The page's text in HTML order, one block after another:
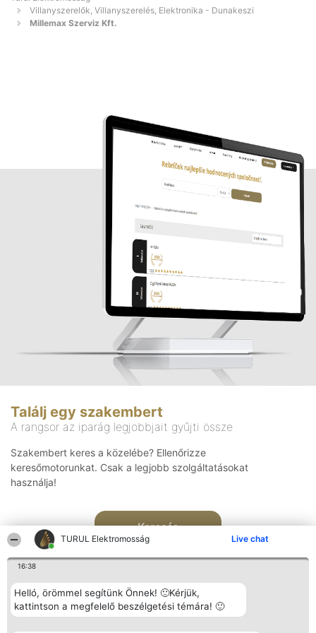
TURUL Elektromosság Live chat
16:38
Helló, örömmel segítünk Önnek! 🙂Kérjük,
kattintson a megfelelő beszélgetési témára! 🙂
Villanyszerelők, Villanyszerelés, Elektronika - Dunakeszi
Millemax Szerviz Kft.
Találj egy szakembert
A rangsor az iparág legjobbjait gyűjti össze
Szakembert keres a közelébe? Ellenőrizze
keresőmotorunkat. Csak a legjobb szolgáltatásokat
használja!
Keresés
Rangsorszervező Népszavazás Elérhetőség